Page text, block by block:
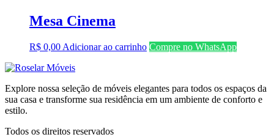
Mesa Cinema
R$ 0,00 Adicionar ao carrinho Compre no WhatsApp
Explore nossa seleção de móveis elegantes para todos os espaços da
sua casa e transforme sua residência em um ambiente de conforto e
estilo.
Todos os direitos reservados